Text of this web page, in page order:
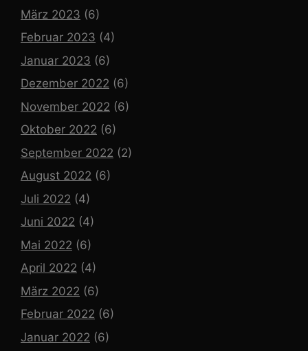
März 2023 (6)
Februar 2023 (4)
Januar 2023 (6)
Dezember 2022 (6)
November 2022 (6)
Oktober 2022 (6)
September 2022 (2)
August 2022 (6)
Juli 2022 (4)
Juni 2022 (4)
Mai 2022 (6)
April 2022 (4)
März 2022 (6)
Februar 2022 (6)
Januar 2022 (6)